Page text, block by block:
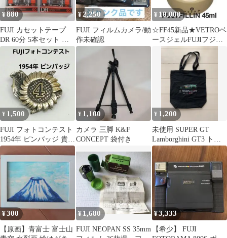
¥880
FUJI カセットテープ
DR 60分 5本セット 中
古
¥2,250
FUJI フィルムカメラ/動
作未確認
¥ 10,000
☆FF45新品★VETROベ
ースジェルFUJIフジフ
ィルイン45ml☆
¥ 1,500
FUJI フォトコンテスト
1954年 ピンバッジ 貴重
アンティーク
¥ 1,100
カメラ 三脚 K&F
CONCEPT 袋付き
¥ 1,200
未使用 SUPER GT
Lamborghini GT3 トー
トバッグ ブラック
¥300
【原画】青富士 富士山
¥ 1,680
FUJI NEOPAN SS 35mm
¥3,333
【希少】 FUJI